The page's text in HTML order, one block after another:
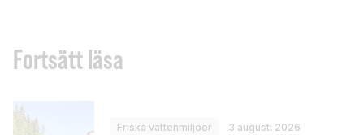
Fortsätt läsa
Friska vattenmiljöer 3 augusti 2026